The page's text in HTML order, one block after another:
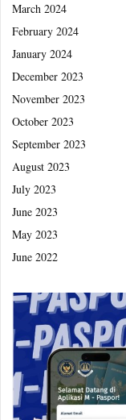
March 2024
February 2024
January 2024
December 2023
November 2023
October 2023
September 2023
August 2023
July 2023
June 2023
May 2023
June 2022